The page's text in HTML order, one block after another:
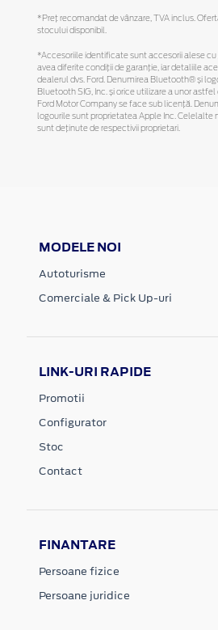
*Preţ recomandat de vânzare, TVA inclus.
stocului disponibil.
*Accesoriile identificate sunt accesorii alese cu
avea diferite condiții de garanție, iar detaliile
dealerul dvs. Ford. Denumirea Bluetooth® și
Bluetooth SIG, Inc. și orice utilizare a unor
Ford Motor Company se face sub licență.
logourile sunt proprietatea Apple Inc. Celelalte
sunt deținute de respectivii proprietari.
MODELE NOI
Autoturisme
Comerciale & Pick Up-uri
LINK-URI RAPIDE
Promotii
Configurator
Stoc
Contact
FINANTARE
Persoane fizice
Persoane juridice